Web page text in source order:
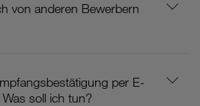
von anderen Bewerbern
per E-
soll ich tun?